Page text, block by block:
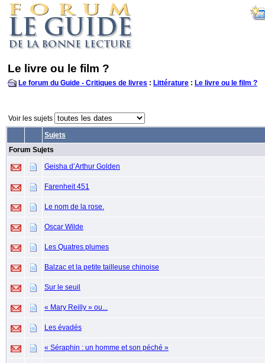
Le livre ou le film ?
Le forum du Guide - Critiques de livres : Littérature : Le livre ou le film ?
Voir les sujets
Sujets
Forum Sujets
Geisha d’Arthur Golden
Farenheit 451
Le nom de la rose.
Oscar Wilde
Les Quatres plumes
Balzac et la petite tailleuse chinoise
Sur le seuil
« Mary Reilly » ou...
Les évadés
« Séraphin : un homme et son péché »